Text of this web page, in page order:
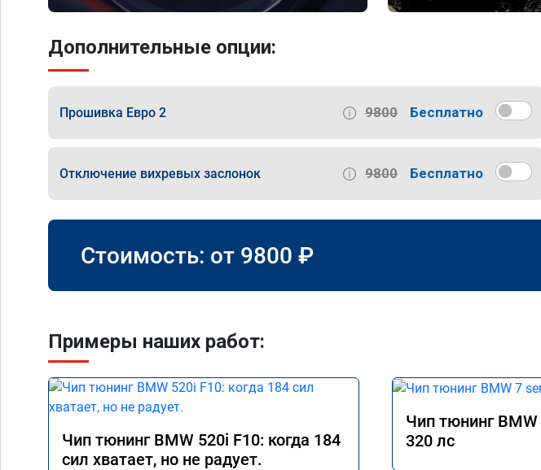
Дополнительные опции:
Прошивка Евро 2 9800 Бесплатно
Отключение вихревых заслонок 9800 Бесплатно
Стоимость: от 9800 ₽
Примеры наших работ:
Чип тюнинг BMW 520i F10: когда 184
сил хватает, но не радует.
Чип тюнинг BMW
320 лс